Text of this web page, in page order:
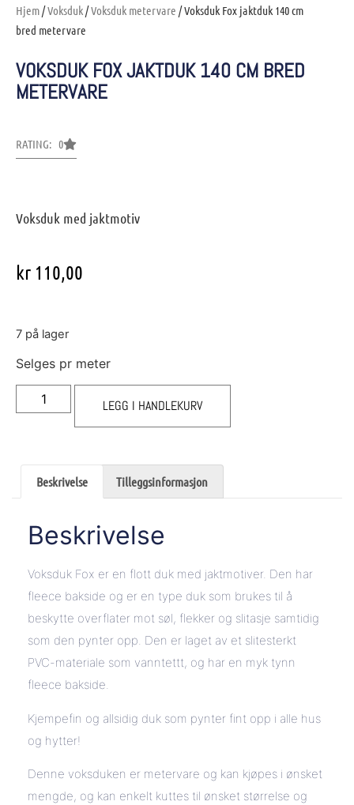
Hjem/Voksduk/Voksduk metervare / Voksduk Fox jaktduk 140 cm
bred metervare
VOKSDUK FOX JAKTDUK 140 CM BRED
METERVARE
RATING: 0
Voksduk med jaktmotiv
kr 110,00
7 på lager
Selges pr meter
LEGG I HANDLEKURV
Beskrivelse Tilleggsinformasjon
Beskrivelse
Voksduk Fox er en flott duk med jaktmotiver. Den har
fleece bakside og er en type duk som brukes til å
beskytte overflater mot søl, flekker og slitasje samtidig
som den pynter opp. Den er laget av et slitesterkt
PVC-materiale som vanntettt, og har en myk tynn
fleece bakside.
Kjempefin og allsidig duk som pynter fint opp i alle hus
og hytter!
Denne voksduken er metervare og kan kjøpes i ønsket
mengde, og kan enkelt kuttes til ønsket størrelse og